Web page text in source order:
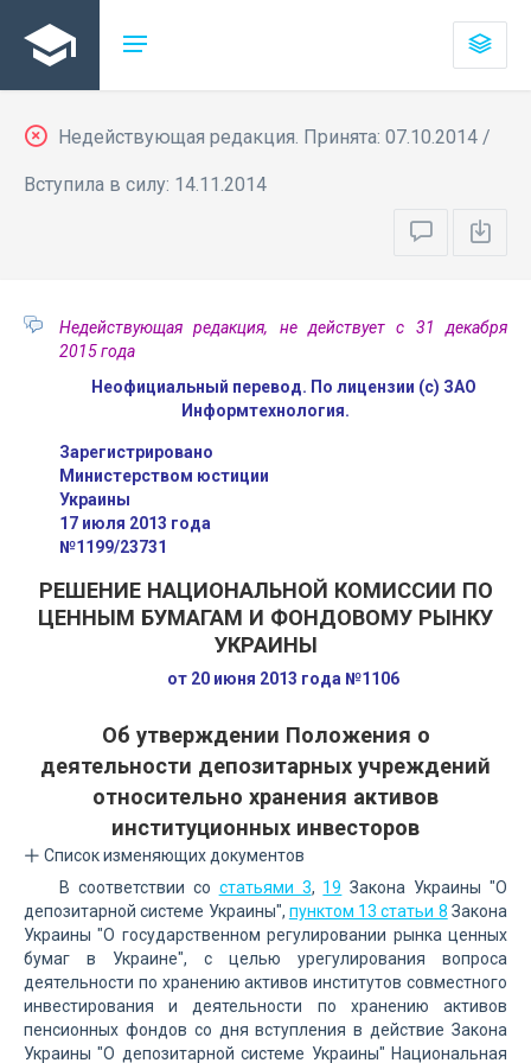
Недействующая редакция. Принята: 07.10.2014 /
Вступила в силу: 14.11.2014
Недействующая редакция, не действует с 31 декабря
2015 года
Неофициальный перевод. По лицензии (с) ЗАО
Информтехнология.
Зарегистрировано
Министерством юстиции
Украины
17 июля 2013 года
№1199/23731
РЕШЕНИЕ НАЦИОНАЛЬНОЙ КОМИССИИ ПО
ЦЕННЫМ БУМАГАМ И ФОНДОВОМУ РЫНКУ
УКРАИНЫ
от 20 июня 2013 года №1106
Об утверждении Положения о
деятельности депозитарных учреждений
относительно хранения активов
институционных инвесторов
Список изменяющих документов
В соответствии со статьями 3, 19 Закона Украины "О
депозитарной системе Украины", пунктом 13 статьи 8 Закона
Украины "О государственном регулировании рынка ценных
бумаг в Украине", с целью урегулирования вопроса
деятельности по хранению активов институтов совместного
инвестирования и деятельности по хранению активов
пенсионных фондов со дня вступления в действие Закона
Украины "О депозитарной системе Украины" Национальная